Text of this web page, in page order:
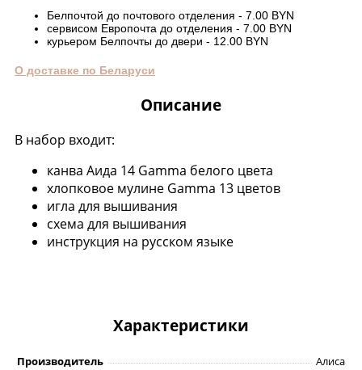
Белпочтой до почтового отделения - 7.00 BYN
сервисом Европочта до отделения - 7.00 BYN
курьером Белпочты до двери - 12.00 BYN
О доставке по Беларуси
Описание
В набор входит:
канва Аида 14 Gamma белого цвета
хлопковое мулине Gamma 13 цветов
игла для вышивания
схема для вышивания
инструкция на русском языке
Характеристики
Производитель Алиса